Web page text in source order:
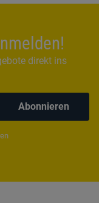
direkt ins
Abonnieren